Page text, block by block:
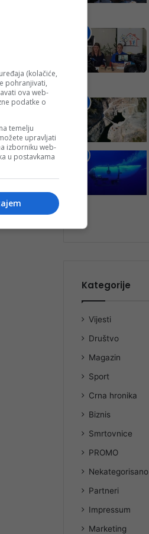
Kategorije
Vijesti
Društvo
Magazin
Sport
Crna hronika
Biznis
Smrtovnice
PROMO
Nekategorisano
Partneri
Impressum
Marketing
(kolačiće,
pohranjivati,
ova web-
podatke o
temelju
upravljati
izborniku web-
u postavkama